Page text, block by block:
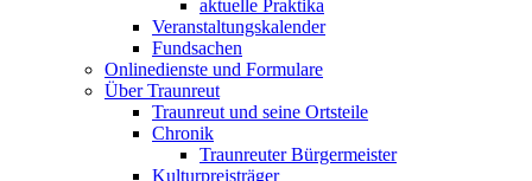
aktuelle Praktika
Veranstaltungskalender
Fundsachen
Onlinedienste und Formulare
Über Traunreut
Traunreut und seine Ortsteile
Chronik
Traunreuter Bürgermeister
Kulturpreisträger